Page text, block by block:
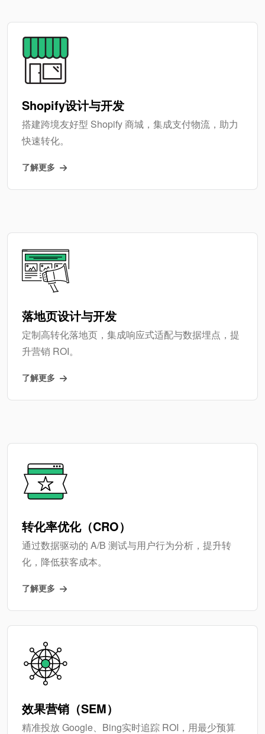
Shopify设计与开发
搭建跨境友好型 Shopify 商城，集成支付物流，助力
快速转化。
了解更多
落地页设计与开发
定制高转化落地页，集成响应式适配与数据埋点，提
升营销 ROI。
了解更多
转化率优化（CRO）
通过数据驱动的 A/B 测试与用户行为分析，提升转
化，降低获客成本。
了解更多
效果营销（SEM）
精准投放 Google、Bing实时追踪 ROI，用最少预算